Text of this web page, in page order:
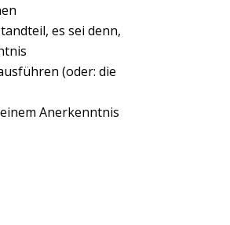
es sei denn,
(oder: die
Anerkenntnis